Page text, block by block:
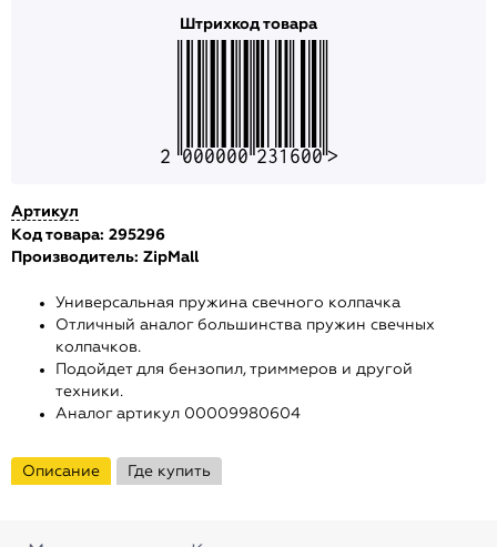
Штрихкод товара
Артикул
Код товара: 295296
Производитель: ZipMall
Универсальная пружина свечного колпачка
Отличный аналог большинства пружин свечных
колпачков.
Подойдет для бензопил, триммеров и другой
техники.
Аналог артикул 00009980604
Описание Где купить